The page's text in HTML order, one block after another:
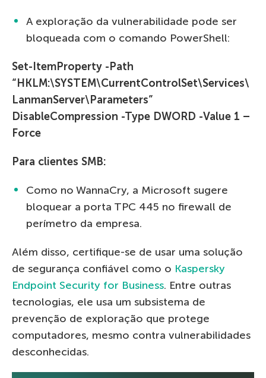
A exploração da vulnerabilidade pode ser
bloqueada com o comando PowerShell:
Set-ItemProperty -Path
“HKLM:\SYSTEM\CurrentControlSet\Services\
LanmanServer\Parameters”
DisableCompression -Type DWORD -Value 1 –
Force
Para clientes SMB:
Como no WannaCry, a Microsoft sugere
bloquear a porta TPC 445 no firewall de
perímetro da empresa.
Além disso, certifique-se de usar uma solução
de segurança confiável como o Kaspersky
Endpoint Security for Business. Entre outras
tecnologias, ele usa um subsistema de
prevenção de exploração que protege
computadores, mesmo contra vulnerabilidades
desconhecidas.